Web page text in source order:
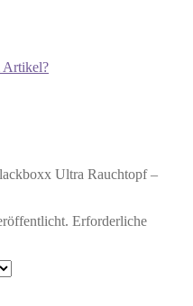
Artikel?
Ultra Rauchtopf –
Erforderliche